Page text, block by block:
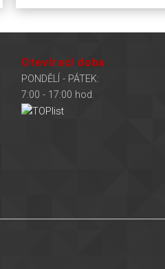
produkt
variant.
Možnosti
lze
vybrat
Otevírací doba
PONDĚLÍ - PÁTEK:
7:00 - 17:00 hod.